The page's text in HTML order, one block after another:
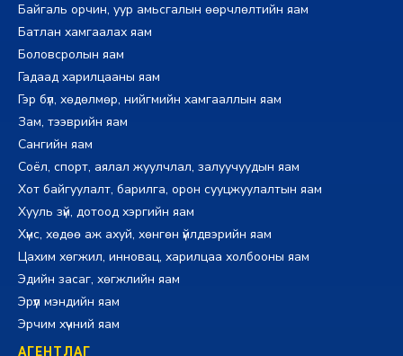
Байгаль орчин, уур амьсгалын өөрчлөлтийн яам
Батлан хамгаалах яам
Боловсролын яам
Гадаад харилцааны яам
Гэр бүл, хөдөлмөр, нийгмийн хамгааллын яам
Зам, тээврийн яам
Сангийн яам
Соёл, спорт, аялал жуулчлал, залуучуудын яам
Хот байгуулалт, барилга, орон сууцжуулалтын яам
Хууль зүй, дотоод хэргийн яам
Хүнс, хөдөө аж ахуй, хөнгөн үйлдвэрийн яам
Цахим хөгжил, инновац, харилцаа холбооны яам
Эдийн засаг, хөгжлийн яам
Эрүүл мэндийн яам
Эрчим хүчний яам
АГЕНТЛАГ